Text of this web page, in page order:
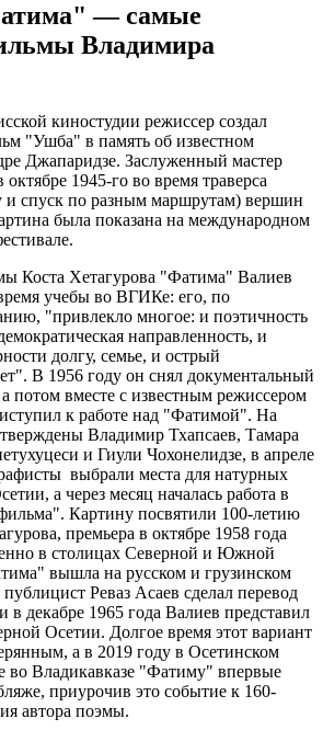
— самые
Владимира
киностудии режиссер создал
"Ушба" в память об известном
Джапаридзе. Заслуженный мастер
1945-го во время траверса
и спуск по разным маршрутам) вершин
была показана на международном
Коста Хетагурова "Фатима" Валиев
учебы во ВГИКе: его, по
"привлекло многое: и поэтичность
направленность, и
долгу, семье, и острый
В 1956 году он снял документальный
потом вместе с известным режиссером
к работе над "Фатимой". На
Владимир Тхапсаев, Тамара
и Гиули Чохонелидзе, в апреле
выбрали места для натурных
а через месяц началась работа в
Картину посвятили 100-летию
премьера в октябре 1958 года
в столицах Северной и Южной
вышла на русском и грузинском
Реваз Асаев сделал перевод
в декабре 1965 года Валиев представил
Осетии. Долгое время этот вариант
а в 2019 году в Осетинском
во Владикавказе "Фатиму" впервые
приурочив это событие к 160-
автора поэмы.